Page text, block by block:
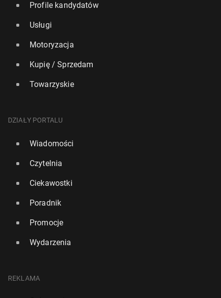
Profile kandydatów
Usługi
Motoryzacja
Kupię / Sprzedam
Towarzyskie
DZIAŁY PORTALU
Wiadomości
Czytelnia
Ciekawostki
Poradnik
Promocje
Wydarzenia
REKLAMA